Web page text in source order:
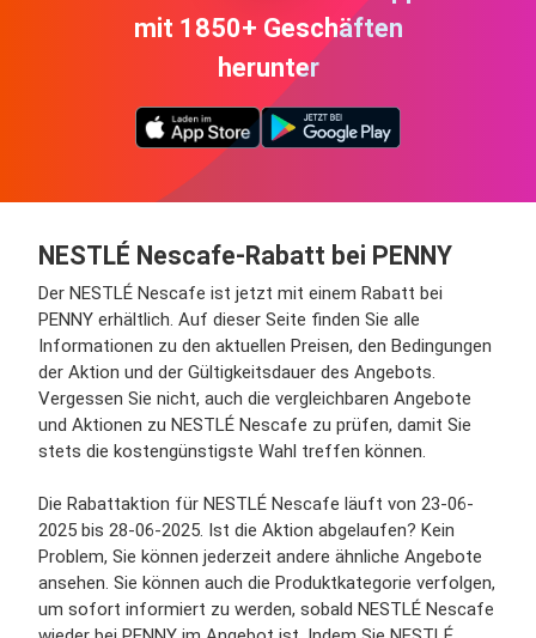
mit 1850+ Geschäften
herunter
NESTLÉ Nescafe-Rabatt bei PENNY
Der NESTLÉ Nescafe ist jetzt mit einem Rabatt bei
PENNY erhältlich. Auf dieser Seite finden Sie alle
Informationen zu den aktuellen Preisen, den Bedingungen
der Aktion und der Gültigkeitsdauer des Angebots.
Vergessen Sie nicht, auch die vergleichbaren Angebote
und Aktionen zu NESTLÉ Nescafe zu prüfen, damit Sie
stets die kostengünstigste Wahl treffen können.
Die Rabattaktion für NESTLÉ Nescafe läuft von 23-06-
2025 bis 28-06-2025. Ist die Aktion abgelaufen? Kein
Problem, Sie können jederzeit andere ähnliche Angebote
ansehen. Sie können auch die Produktkategorie verfolgen,
um sofort informiert zu werden, sobald NESTLÉ Nescafe